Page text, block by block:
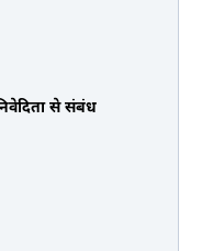
से संबंध